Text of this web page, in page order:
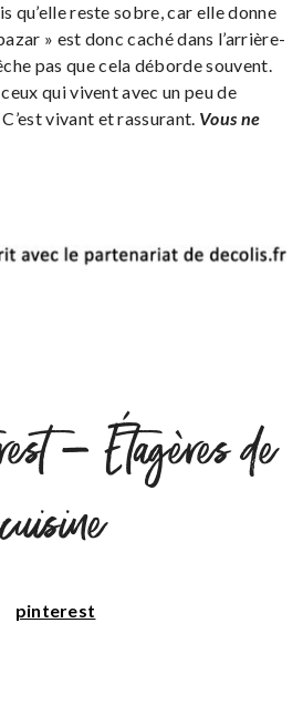
qu’elle reste sobre, car elle donne
» est donc caché dans l’arrière-
pas que cela déborde souvent.
qui vivent avec un peu de
vivant et rassurant. Vous ne
– Étagères de
cuisine
pinterest